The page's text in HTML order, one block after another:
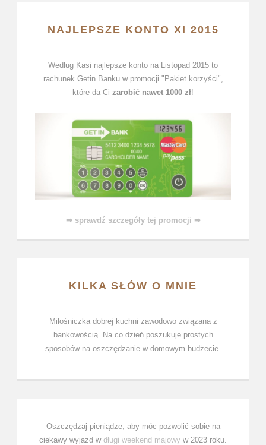
NAJLEPSZE KONTO XI 2015
Według Kasi najlepsze konto na Listopad 2015 to
rachunek Getin Banku w promocji "Pakiet korzyści",
które da Ci zarobić nawet 1000 zł!
⇒ sprawdź szczegóły tej promocji ⇒
KILKA SŁÓW O MNIE
Miłośniczka dobrej kuchni zawodowo związana z
bankowością. Na co dzień poszukuje prostych
sposobów na oszczędzanie w domowym budżecie.
Oszczędzaj pieniądze, aby móc pozwolić sobie na
ciekawy wyjazd w długi weekend majowy w 2023 roku.